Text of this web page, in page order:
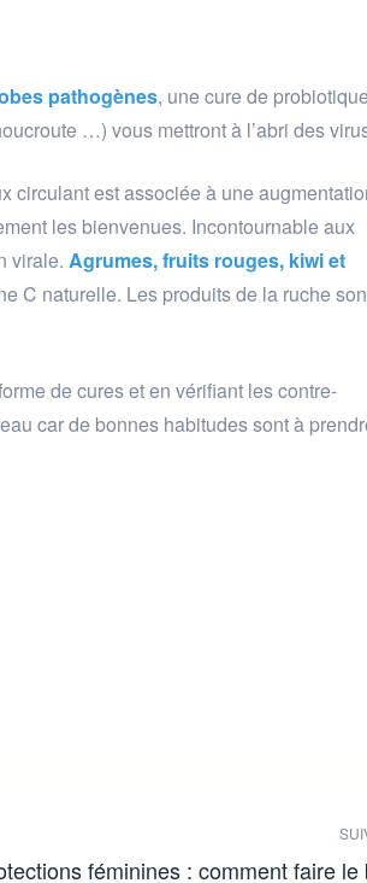
pathogènes, une cure de
…) vous mettront à l’abri des
circulant est associée à une
les bienvenues. Incontournable aux
virale. Agrumes, fruits rouges, kiwi et
C naturelle. Les produits de la ruche
de cures et en vérifiant les contre-
car de bonnes habitudes sont à
féminines : comment faire le